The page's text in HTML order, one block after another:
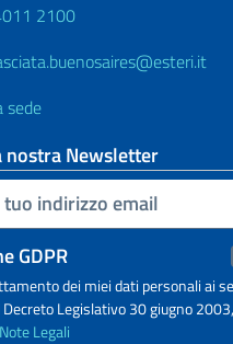
2100
sede
nostra Newsletter
GDPR
dei miei dati personali ai
Decreto Legislativo 30 giugno 2003,
Note Legali